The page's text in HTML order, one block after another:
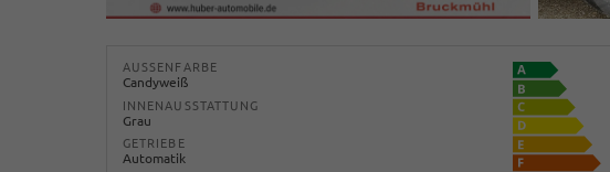
AUSSENFARBE
Candyweiß
INNENAUSSTATTUNG
Grau
GETRIEBE
Automatik